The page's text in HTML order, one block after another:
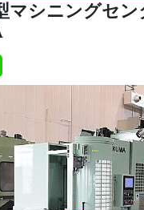
マシニングセン